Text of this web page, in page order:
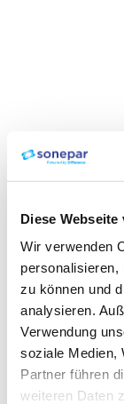
Diese
Wir verwenden
personalisieren,
zu können und
analysieren.
Verwendung
soziale Medien,
Partner führen
weiteren Daten